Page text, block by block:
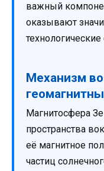
важный
оказывают
Механизм
Магнитосфера
пространства
её магнитное
частиц